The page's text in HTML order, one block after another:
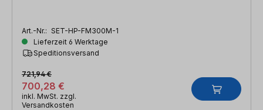
Art.-Nr.: SET-HP-FM300M-1
Lieferzeit 6 Werktage
Speditionsversand
700,28 €
721,94 €
inkl. MwSt. zzgl.
Versandkosten